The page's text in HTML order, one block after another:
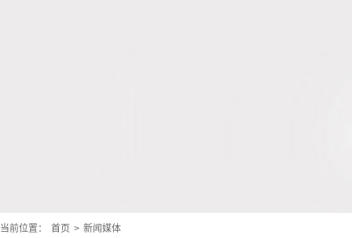
当前位置： 首页 > 新闻媒体